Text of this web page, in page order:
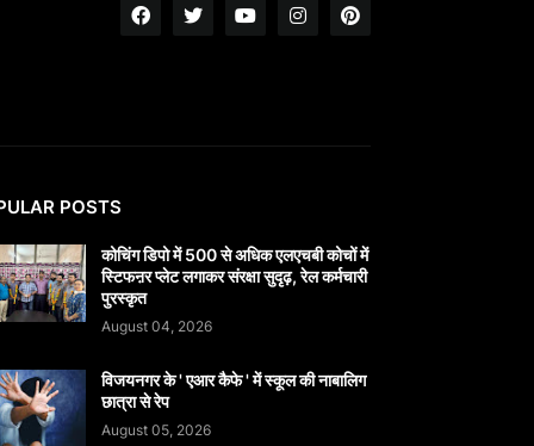
POSTS
कोचिंग डिपो में 500 से अधिक एलएचबी कोचों में
स्टिफऩर प्लेट लगाकर संरक्षा सुदृढ़, रेल कर्मचारी
पुरस्कृत
August 04, 2026
विजयनगर के ' एआर कैफे ' में स्कूल की नाबालिग
छात्रा से रेप
August 05, 2026